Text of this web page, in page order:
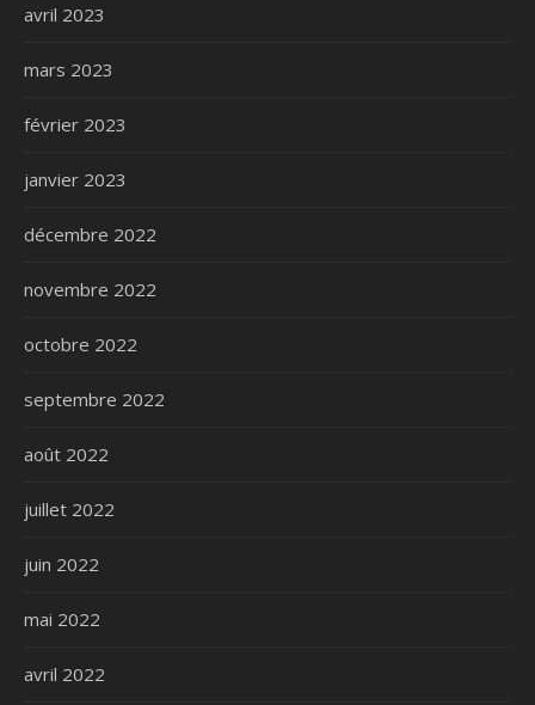
avril 2023
mars 2023
février 2023
janvier 2023
décembre 2022
novembre 2022
octobre 2022
septembre 2022
août 2022
juillet 2022
juin 2022
mai 2022
avril 2022